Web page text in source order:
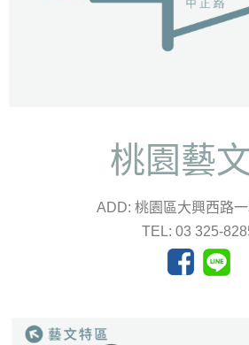
桃園藝
ADD: 桃園區大興西路
TEL: 03 325-